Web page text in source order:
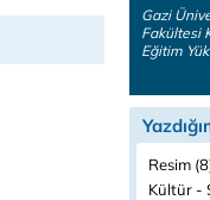
Gazi
Fakültesi
Eğitim
Resim
Kültür -